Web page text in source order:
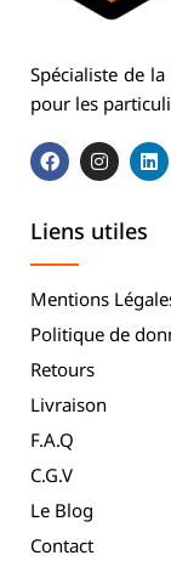
Spécialiste de
pour les
Liens utiles
Mentions
Politique de
Retours
Livraison
F.A.Q
C.G.V
Le Blog
Contact